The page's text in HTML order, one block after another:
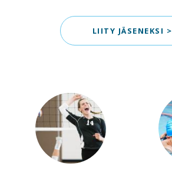
LIITY JÄSENEKSI >